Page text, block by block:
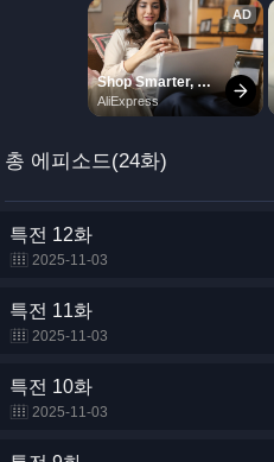
총 에피소드(24화)
특전 12화
2025-11-03
특전 11화
2025-11-03
특전 10화
2025-11-03